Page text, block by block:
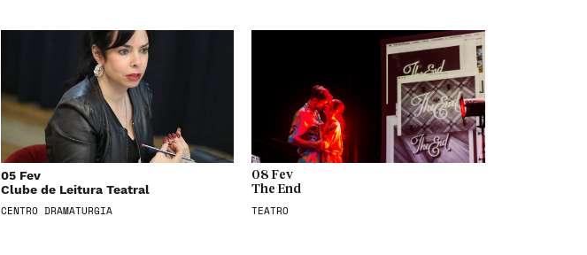
05 Fev
Clube de Leitura Teatral
CENTRO DRAMATURGIA
08 Fev
The End
TEATRO